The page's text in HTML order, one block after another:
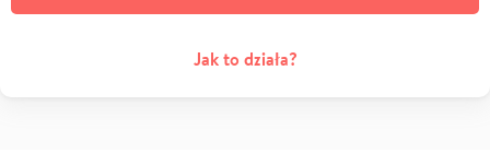
Jak to działa?